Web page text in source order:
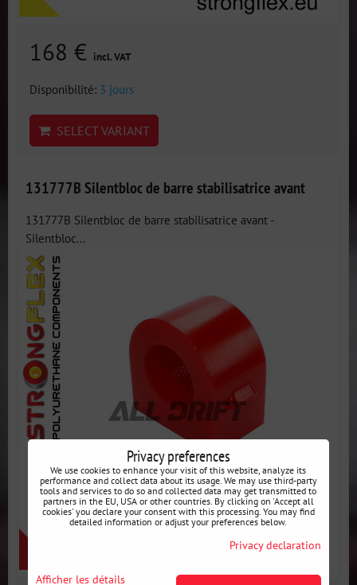
168 € incl. VAT
Disponibilité: 3 jours
SELECT VARIANT
131777B Silentbloc de barre stabilisatrice avant
131777B Silentbloc de barre stabilisatrice avant -
Silentbloc...
Privacy preferences
We use cookies to enhance your visit of this website, analyze its
performance and collect data about its usage. We may use third-party
tools and services to do so and collected data may get transmitted to
partners in the EU, USA or other countries. By clicking on 'Accept all
cookies' you declare your consent with this processing. You may find
detailed information or adjust your preferences below.
Privacy declaration
Afficher les détails